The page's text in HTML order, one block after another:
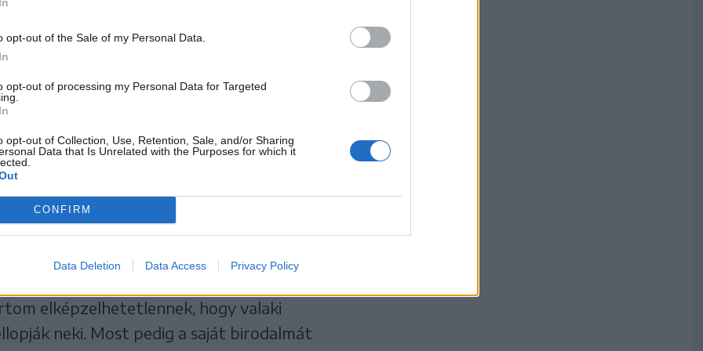
opt-out of the Sale of my Personal Data.
opt-out of processing my Personal Data for Targeted
opt-out of Collection, Use, Retention, Sale, and/or Sharing
Data that Is Unrelated with the Purposes for which it
CONFIRM
Data Deletion Data Access Privacy Policy
de plakettet, kisebb emléket már loptak
bukkanni. Úgy véli, az elvitt
nem a művészi
az anyaga miatt
lophatták el, és most valakinek az udvarát
elképzelhetetlennek, hogy valaki
neki. Most pedig a saját birodalmát